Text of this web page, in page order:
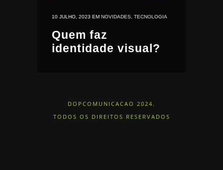
10 JULHO, 2023 EM NOVIDADES TECNOLOGIA
Quem faz
identidade visual?
DOPCOMUNICACAO 2024.
TODOS OS DIREITOS RESERVADOS